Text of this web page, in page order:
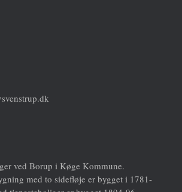
ved Borup i Køge Kommune.
med to sidefløje er bygget i 1781-